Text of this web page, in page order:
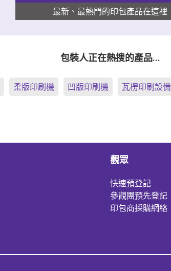
最新、最熱門的印包產品在這裡
包裝人正在熱搜的產品…
柔版印刷機 凹版印刷機 瓦楞印刷設備
觀眾
快速預登記
參觀團預先登記
印包商採購網絡